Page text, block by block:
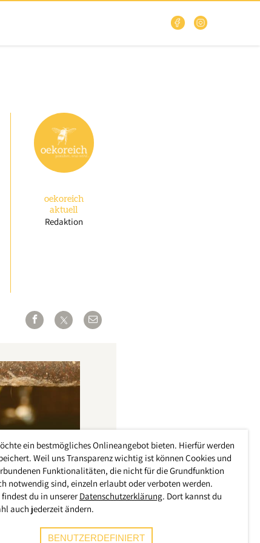
oekoreich
aktuell
Redaktion
ein bestmögliches Onlineangebot bieten. Hierfür werden
Weil uns Transparenz wichtig ist können Cookies und
Funktionalitäten, die nicht für die Grundfunktion
notwendig sind, einzeln erlaubt oder verboten werden.
du in unserer Datenschutzerklärung. Dort kannst du
auch jederzeit ändern.
BENUTZERDEFINIERT